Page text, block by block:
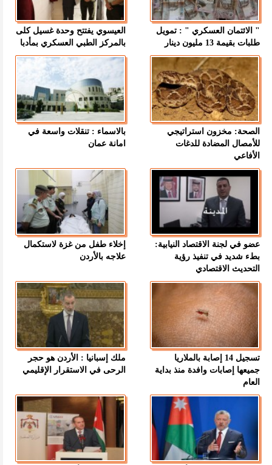
" الائتمان العسكري " : تمويل
طلبات بقيمة 13 مليون دينار
العيسوي يفتتح وحدة غسيل كلى
بالمركز الطبي العسكري بمأدبا
الصحة: مخزون استراتيجي
للأمصال المضادة للدغات
الأفاعي
بالاسماء : تنقلات واسعة في
امانة عمان
عضو في لجنة الاقتصاد النيابية:
بطء شديد في تنفيذ رؤية
التحديث الاقتصادي
إخلاء طفل من غزة لاستكمال
علاجه بالأردن
تسجيل 14 إصابة بالملاريا
جميعها إصابات وافدة منذ بداية
العام
ملك إسبانيا : الأردن هو حجر
الرحى في الاستقرار الإقليمي